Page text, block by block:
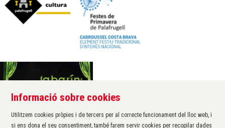
Àrea de cultura de l'Ajuntament de Palafrugell
Carrer Santa Margarida, 1
17200 Palafrugell
Informació sobre cookies
Utilitzem cookies pròpies i de tercers per al correcte funcionament del lloc web, i
si ens dona el seu consentiment, també farem servir cookies per recopilar dades